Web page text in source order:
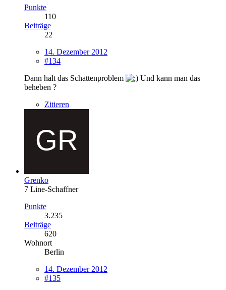
Punkte
110
Beiträge
22
14. Dezember 2012
#134
Dann halt das Schattenproblem
Und kann man das
beheben ?
Zitieren
Grenko
7 Line-Schaffner
Punkte
3.235
Beiträge
620
Wohnort
Berlin
14. Dezember 2012
#135